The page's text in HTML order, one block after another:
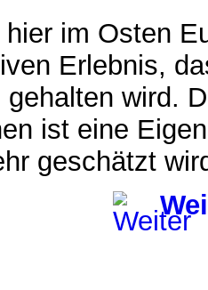
im Osten
Erlebnis,
gehalten wird.
ist eine
geschätzt